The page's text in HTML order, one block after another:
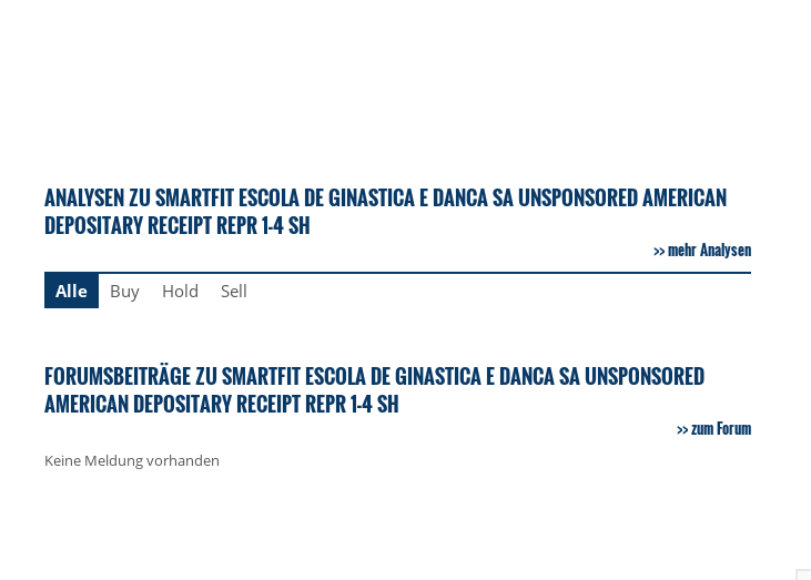
ANALYSEN ZU SMARTFIT ESCOLA DE GINASTICA E DANCA SA UNSPONSORED AMERICAN
DEPOSITARY RECEIPT REPR 1-4 SH
mehr Analysen
Alle
Buy Hold Sell
FORUMSBEITRÄGE ZU SMARTFIT ESCOLA DE GINASTICA E DANCA SA UNSPONSORED
AMERICAN DEPOSITARY RECEIPT REPR 1-4 SH
zum Forum
Keine Meldung vorhanden